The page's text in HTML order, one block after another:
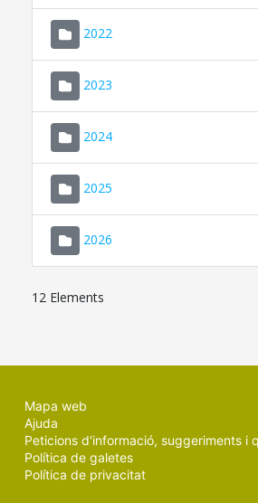
2022
2023
2024
2025
2026
12 Elements
Mapa web
Ajuda
Peticions d'informació, suggeriments i
Política de galetes
Política de privacitat